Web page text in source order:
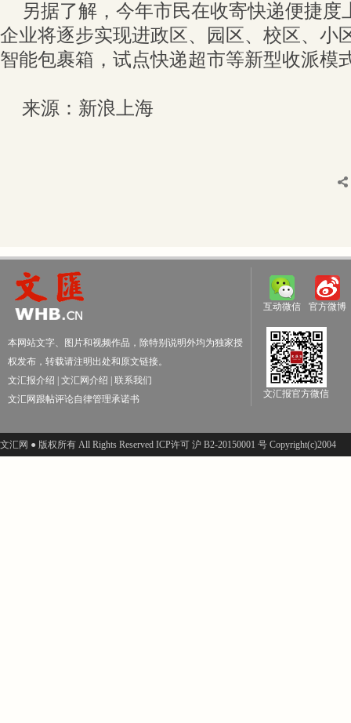
另据了解，今年市民在收寄快递便捷度
企业将逐步实现进政区、园区、校区、小
智能包裹箱，试点快递超市等新型收派模
来源：新浪上海
本网站文字、图片和视频作品，除特别说明外均为独家授
权发布，转载请注明出处和原文链接。
文汇报介绍
文汇网介绍
联系我们
文汇网跟帖评论自律管理承诺书
互动微信 官方微博
文汇报官方微信
文汇网 ● 版权所有 All Rights Reserved ICP许可 沪 B2-20150001 号 Copyright(c)2004